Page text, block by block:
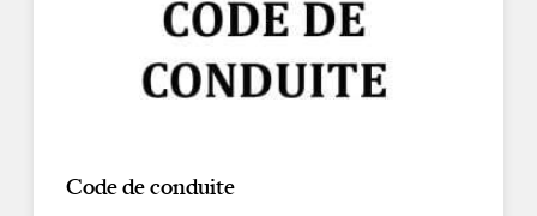
Code de conduite